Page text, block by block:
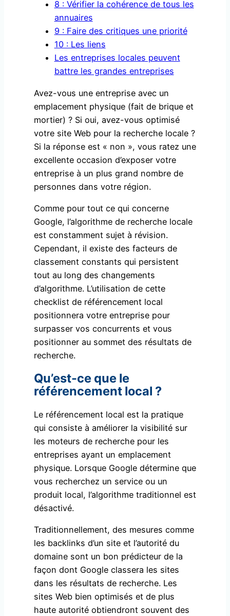
8 : Vérifier la cohérence de tous les
annuaires
9 : Faire des critiques une priorité
10 : Les liens
Les entreprises locales peuvent
battre les grandes entreprises
Avez-vous une entreprise avec un
emplacement physique (fait de brique et
mortier) ? Si oui, avez-vous optimisé
votre site Web pour la recherche locale ?
Si la réponse est « non », vous ratez une
excellente occasion d’exposer votre
entreprise à un plus grand nombre de
personnes dans votre région.
Comme pour tout ce qui concerne
Google, l’algorithme de recherche locale
est constamment sujet à révision.
Cependant, il existe des facteurs de
classement constants qui persistent
tout au long des changements
d’algorithme. L’utilisation de cette
checklist de référencement local
positionnera votre entreprise pour
surpasser vos concurrents et vous
positionner au sommet des résultats de
recherche.
Qu’est-ce que le
référencement local ?
Le référencement local est la pratique
qui consiste à améliorer la visibilité sur
les moteurs de recherche pour les
entreprises ayant un emplacement
physique. Lorsque Google détermine que
vous recherchez un service ou un
produit local, l’algorithme traditionnel est
désactivé.
Traditionnellement, des mesures comme
les backlinks d’un site et l’autorité du
domaine sont un bon prédicteur de la
façon dont Google classera les sites
dans les résultats de recherche. Les
sites Web bien optimisés et de plus
haute autorité obtiendront souvent des